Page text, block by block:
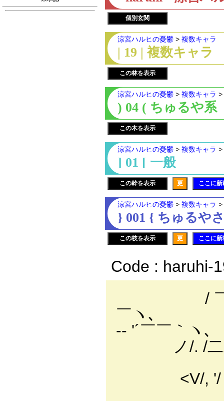
個別玄関
涼宮ハルヒの憂鬱 > 複数キャラ
| 19 | 複数キャラ
この林を表示
涼宮ハルヒの憂鬱 > 複数キャラ >
) 04 ( ちゅるや系
この木を表示
涼宮ハルヒの憂鬱 > 複数キャラ >
] 01 [ 一般
この幹を表示 更 ここに
涼宮ハルヒの憂鬱 > 複数キャラ >
} 001 { ちゅるや
この枝を表示 更 ここに
Code : haruhi-
/ ￣￣
-‐ '´￣￣｀ヽ､
ノ/. /
<V/,